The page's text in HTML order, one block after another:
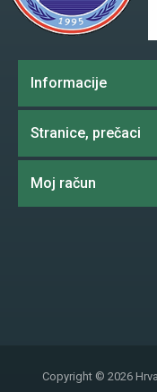
Informacije
Stranice, prečaci
Moj račun
Copyright © 2026